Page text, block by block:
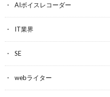
AIボイスレコーダー
IT業界
SE
webライター